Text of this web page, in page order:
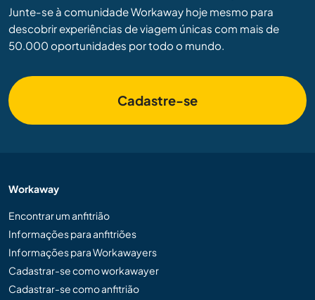
Junte-se à comunidade Workaway hoje mesmo para
descobrir experiências de viagem únicas com mais de
50.000 oportunidades por todo o mundo.
Cadastre-se
Workaway
Encontrar um anfitrião
Informações para anfitriões
Informações para Workawayers
Cadastrar-se como workawayer
Cadastrar-se como anfitrião